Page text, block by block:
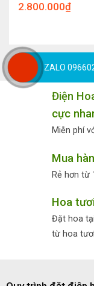
2.800.000₫
Điện
cực
Miễn phí
Mua
Rẻ hơn từ
Hoa
Đặt hoa
từ hoa
ZALO